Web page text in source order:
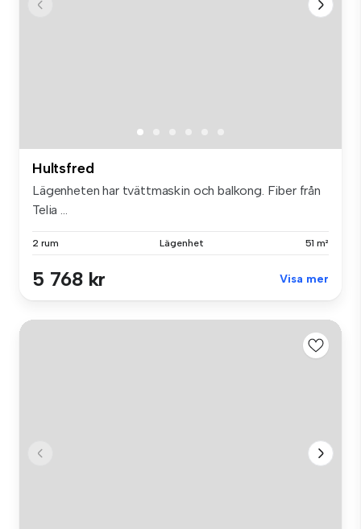
Hultsfred
Lägenheten har tvättmaskin och balkong. Fiber från
Telia ...
2 rum Lägenhet 51 m²
5 768 kr Visa mer